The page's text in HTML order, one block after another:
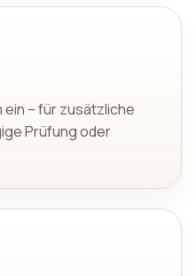
ein – für zusätzliche
Prüfung oder